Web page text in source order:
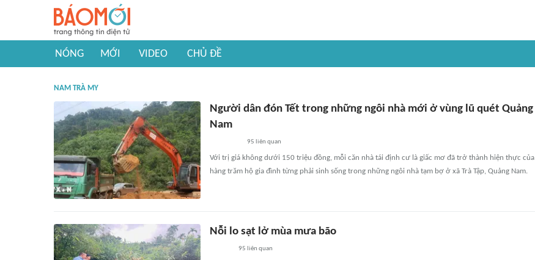
NÓNG MỚI VIDEO CHỦ ĐỀ
NAM TRÀ MY
Người dân đón Tết trong những ngôi nhà mới ở vùng lũ quét Quảng
Nam
95 liên quan
Với trị giá không dưới 150 triệu đồng, mỗi căn nhà tái định cư là giấc mơ đã trở thành hiện thực của
hàng trăm hộ gia đình từng phải sinh sống trong những ngôi nhà tạm bợ ở xã Trà Tập, Quảng Nam.
Nỗi lo sạt lở mùa mưa bão
95 liên quan